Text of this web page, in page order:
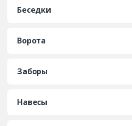
Беседки
Ворота
Заборы
Навесы